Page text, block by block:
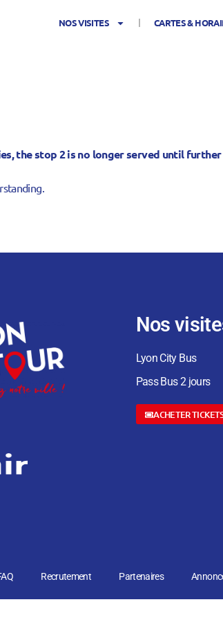
NOS VISITES CARTES &
the stop 2 is no longer served until
Nos
Lyon City Bus
Pass Bus 2 jours
ACHETER
Recrutement Partenaires